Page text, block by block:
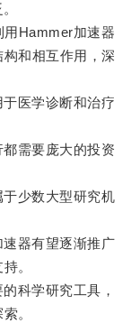
Hammer加速器
和相互作用，深
医学诊断和治疗
需要庞大的投资
少数大型研究机
器有望逐渐推广
。
科学研究工具，
。